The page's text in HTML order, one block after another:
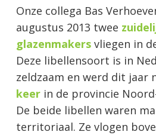
Onze collega Bas
augustus 2013 twee
glazenmakers vliegen in
Deze libellensoort is in
zeldzaam en werd dit jaar
keer in de provincie
De beide libellen waren
territoriaal. Ze vlogen